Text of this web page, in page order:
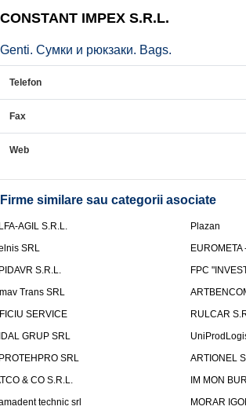
CONSTANT IMPEX S.R.L.
Genti. Сумки и рюкзаки. Bags.
Telefon
Fax
Web
Firme similare sau categorii asociate
AGIL S.R.L.
Plazan
SRL
EUROMETA
S.R.L.
FPC
Trans SRL
SERVICE
RULCAR
GRUP SRL
SRL
ARTIONEL
& CO S.R.L.
IM MON
technic srl
MORAR